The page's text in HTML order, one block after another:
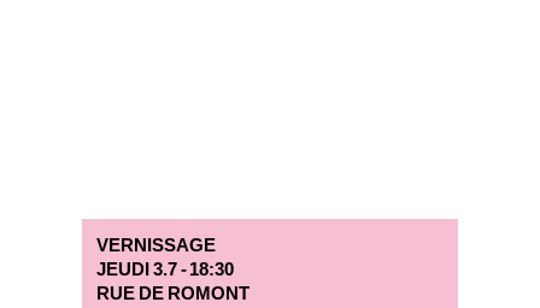
VERNISSAGE
JEUDI 3.7 - 18:30
RUE DE ROMONT